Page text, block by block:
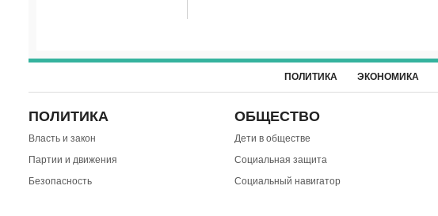
ПОЛИТИКА ЭКОНОМИКА
ПОЛИТИКА
Власть и закон
Партии и движения
Безопасность
ОБЩЕСТВО
Дети в обществе
Социальная защита
Социальный навигатор